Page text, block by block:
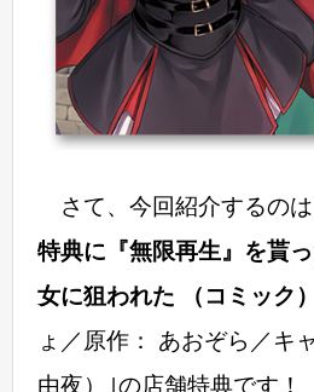
さて、今回紹介するの
特典に『無限再生』を貰
女に狙われた （コミック
ょ／原作： あおぞら／キ
由夜）｣の店舗特典です！